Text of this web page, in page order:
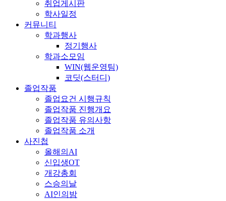
취업게시판
학사일정
커뮤니티
학과행사
정기행사
학과소모임
WIN(웹운영팀)
코딧(스터디)
졸업작품
졸업요건 시행규칙
졸업작품 진행개요
졸업작품 유의사항
졸업작품 소개
사진첩
올해의AI
신입생OT
개강총회
스승의날
AI인의밤